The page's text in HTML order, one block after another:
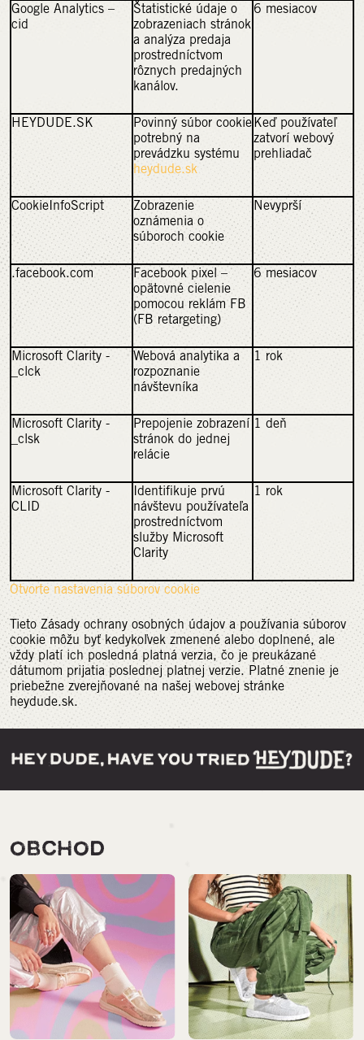
Google Analytics –
cid
Štatistické údaje o
zobrazeniach stránok
a analýza predaja
prostredníctvom
rôznych predajných
kanálov.
6 mesiacov
HEYDUDE.SK
Povinný súbor cookie
potrebný na
prevádzku systému
heydude.sk
Keď používateľ
zatvorí webový
prehliadač
CookieInfoScript
Zobrazenie
oznámenia o
súboroch cookie
Nevyprší
.facebook.com
Facebook pixel –
opätovné cielenie
pomocou reklám FB
(FB retargeting)
6 mesiacov
Microsoft Clarity -
_clck
Webová analytika a
rozpoznanie
návštevníka
1 rok
Microsoft Clarity -
_clsk
Prepojenie zobrazení
stránok do jednej
relácie
1 deň
Microsoft Clarity -
CLID
Identifikuje prvú
návštevu používateľa
prostredníctvom
služby Microsoft
Clarity
1 rok
Otvorte nastavenia súborov cookie
Tieto Zásady ochrany osobných údajov a používania súborov
cookie môžu byť kedykoľvek zmenené alebo doplnené, ale
vždy platí ich posledná platná verzia, čo je preukázané
dátumom prijatia poslednej platnej verzie. Platné znenie je
priebežne zverejňované na našej webovej stránke
heydude.sk.
OBCHOD